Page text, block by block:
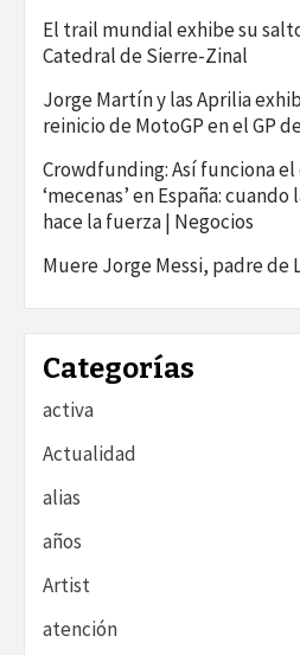
El trail mundial exhibe su
Catedral de Sierre-Zinal
Jorge Martín y las Aprilia
reinicio de MotoGP en el GP
Crowdfunding: Así funciona
‘mecenas’ en España:
hace la fuerza | Negocios
Muere Jorge Messi, padre de
Categorías
activa
Actualidad
alias
años
Artist
atención